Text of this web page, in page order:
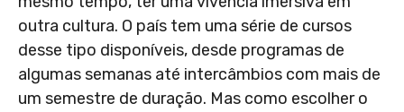
outra cultura. O país tem uma série de cursos
desse tipo disponíveis, desde programas de
algumas semanas até intercâmbios com mais de
um semestre de duração. Mas como escolher o